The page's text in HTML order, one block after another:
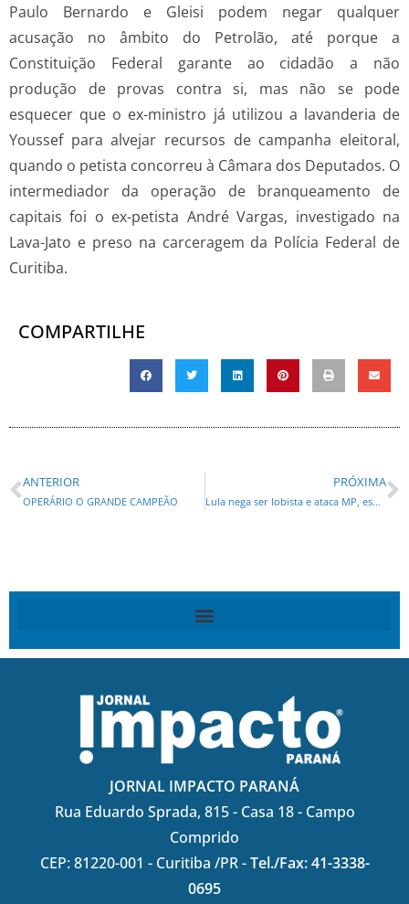
Paulo Bernardo e Gleisi podem negar qualquer
acusação no âmbito do Petrolão, até porque a
Constituição Federal garante ao cidadão a não
produção de provas contra si, mas não se pode
esquecer que o ex-ministro já utilizou a lavanderia de
Youssef para alvejar recursos de campanha eleitoral,
quando o petista concorreu à Câmara dos Deputados. O
intermediador da operação de branqueamento de
capitais foi o ex-petista André Vargas, investigado na
Lava-Jato e preso na carceragem da Polícia Federal de
Curitiba.
COMPARTILHE
ANTERIOR
OPERÁRIO O GRANDE CAMPEÃO
PRÓXIMA
Lula nega ser lobista e ataca MP, esquema seria de mais de R$ 12 bilhões
JORNAL IMPACTO PARANÁ
Rua Eduardo Sprada, 815 - Casa 18 - Campo
Comprido
CEP: 81220-001 - Curitiba /PR -Tel./Fax: 41-3338-
0695